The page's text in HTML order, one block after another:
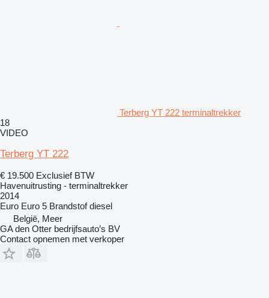
Terberg YT 222 terminaltrekker
18
VIDEO
Terberg YT 222
€ 19.500 Exclusief BTW
Havenuitrusting - terminaltrekker
2014
Euro Euro 5 Brandstof diesel
België, Meer
GA den Otter bedrijfsauto’s BV
Contact opnemen met verkoper